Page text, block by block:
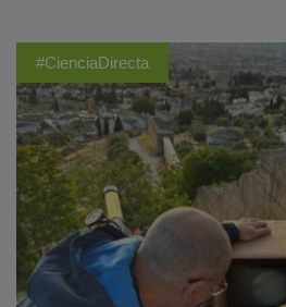
#CienciaDirecta